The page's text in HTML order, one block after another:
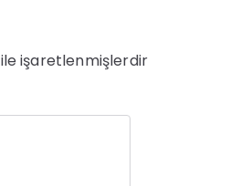
ile işaretlenmişlerdir